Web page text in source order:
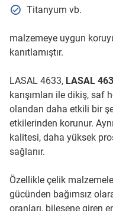
Titanyum vb.
malzemeye uygun
kanıtlamıştır.
LASAL 4633, LASAL
karışımları ile dikiş,
olandan daha etkili bir
etkilerinden korunur.
kalitesi, daha yüksek
sağlanır.
Özellikle çelik
gücünden bağımsız
oranları, bileşene giren